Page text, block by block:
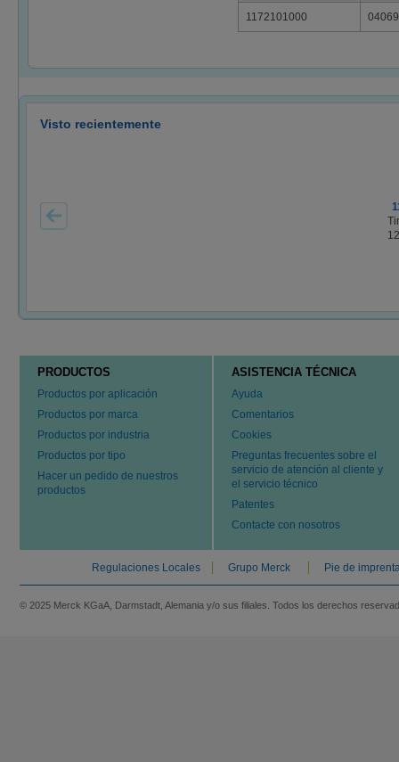
1172101000
Visto recientemente
PRODUCTOS
Productos por aplicación
Productos por marca
Productos por industria
Productos por tipo
Hacer un pedido de nuestros
productos
ASISTENCIA TÉCNICA
Ayuda
Comentarios
Cookies
Preguntas frecuentes sobre el
servicio de atención al cliente y
el servicio técnico
Patentes
Contacte con nosotros
Regulaciones Locales Grupo Merck Pie de
© 2025 Merck KGaA, Darmstadt, Alemania y/o sus filiales. Todos los derechos